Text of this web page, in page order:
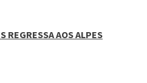
REGRESSA AOS ALPES